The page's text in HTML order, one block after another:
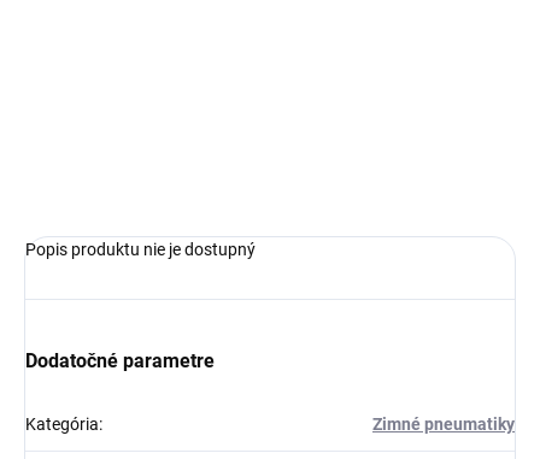
Popis produktu nie je dostupný
Dodatočné parametre
Kategória: Zimné pneumatiky